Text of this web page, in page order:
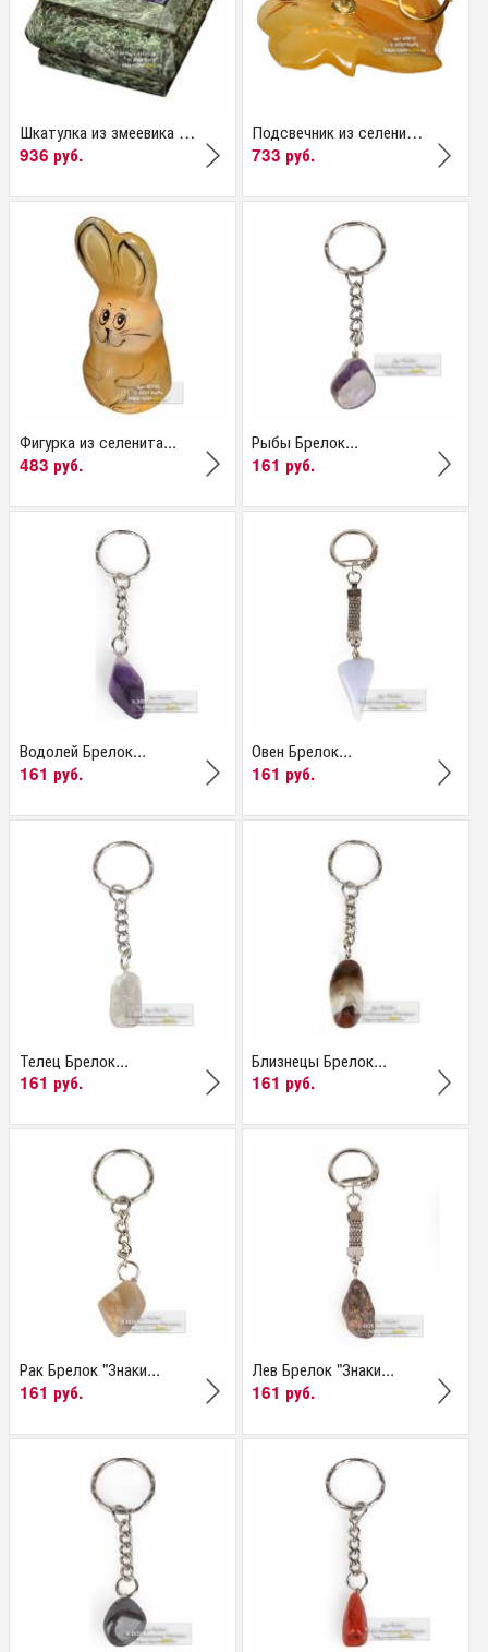
Шкатулка из змеевика и...
936 руб.
Подсвечник из селенита...
733 руб.
Фигурка из селенита...
483 руб.
Рыбы Брелок...
161 руб.
Водолей Брелок...
161 руб.
Овен Брелок...
161 руб.
Телец Брелок...
161 руб.
Близнецы Брелок...
161 руб.
Рак Брелок "Знаки...
161 руб.
Лев Брелок "Знаки...
161 руб.